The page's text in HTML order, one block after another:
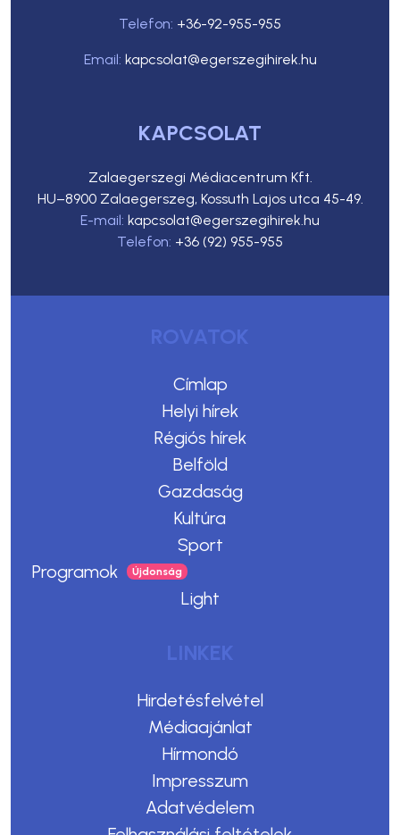
Telefon: +36-92-955-955
Email: kapcsolat@egerszegihirek.hu
KAPCSOLAT
Zalaegerszegi Médiacentrum Kft.
HU–8900 Zalaegerszeg, Kossuth Lajos utca 45-49.
E-mail: kapcsolat@egerszegihirek.hu
Telefon: +36 (92) 955-955
ROVATOK
Címlap
Helyi hírek
Régiós hírek
Belföld
Gazdaság
Kultúra
Sport
Programok
Light
LINKEK
Hirdetésfelvétel
Médiaajánlat
Hírmondó
Impresszum
Adatvédelem